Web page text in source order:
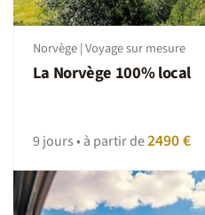
Norvège | Voyage sur mesure
La Norvège 100% local
9 jours • à partir de2490 €